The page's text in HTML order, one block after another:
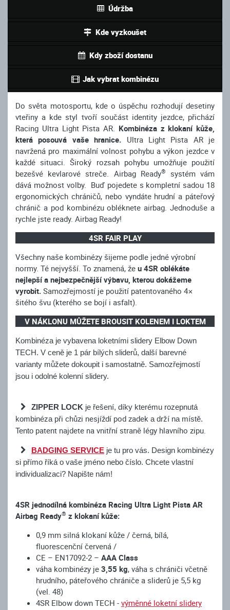
Údržba
Kde vyzkoušet
Kdy zboží dostanu
Jak vybrat kombinézu
Do světa motosportu, kde o úspěchu rozhodují desetiny
vteřiny a kde styl tvoří součást identity jezdce, přichází
Racing Ultra Light Pista AR. Kombinéza z klokaní kůže,
která posouvá vaše hranice. Ultra Light Pista AR je
navržená pro maximální volnost pohybu a výkon jezdce v
každé situaci. Široký rozsah pohybu umožňuje použití
bezešvé kevlarové streče. Airbag Ready®
systém vám
dává možnost volby. Buď pojedete s kompletní sadou 18
ergonomických chráničů, nebo vyndáte hrudní a páteřový
chránič a pod kombinézu obléknete airbag. Jednoduše a
rychle jste ready. Airbag Ready!
4SR FAIR PLAY
Všechny naše kombinézy šijeme podle jedné výrobní
normy. Té nejvyšší. To znamená, že u 4SR oblékáte
nejlepší a nejbezpečnější výbavu, kterou dokážeme
vyrobit. Samozřejmostí je použití patentovaného 4×
šitého švu (kterého se bojí i asfalt).
V NÁKLONU MŮŽETE BROUSIT KOLENEM I LOKTEM
Kombinéza je vybavena loketními slidery Elbow Down
TECH. V ceně je 1 pár bílých sliderů, další barevné
varianty můžete dokoupit i samostatně. Samozřejmostí
jsou i odolné kolenní slidery.
ZIPPER LOCK je řešení, díky kterému rozepnutá
kombinéza při chůzi nesjíždí pod zadek a drží na místě.
Tento patent najdete na vnitřní straně légy hlavního zipu.
BADGING SERVICE je tu pro vás. Design kombinézy
si přímo říká o vaše jméno nebo číslo. Chcete vlastní
individualizaci? Napište nám!
4SR jednodílná kombinéza Racing Ultra Light Pista AR
Airbag Ready® z klokaní kůže:
0,9 mm silná klokaní kůže / černá, bílá,
fluorescenční červená /
CE – EN17092-2 – AAA Class
váha kombinézy je 3,55 kg, váha s chrániči včetně
hrudního, páteřového chrániče a sliderů je 5,5 kg
(vel. 48)
4SR Elbow down TECH - výměnné loketní slidery